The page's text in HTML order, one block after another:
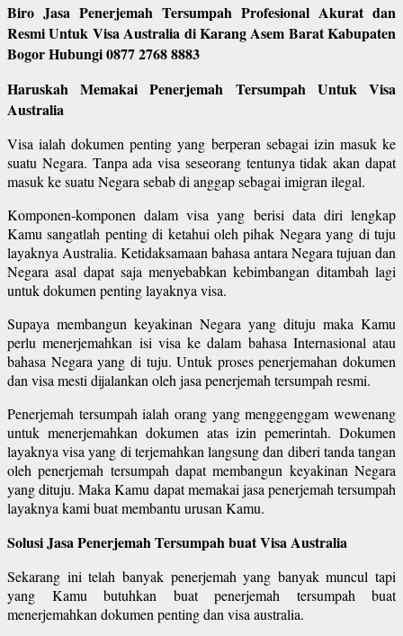
Biro Jasa Penerjemah Tersumpah Profesional Akurat dan
Resmi Untuk Visa Australia di Karang Asem Barat Kabupaten
Bogor Hubungi 0877 2768 8883
Haruskah Memakai Penerjemah Tersumpah Untuk Visa
Australia
Visa ialah dokumen penting yang berperan sebagai izin masuk ke
suatu Negara. Tanpa ada visa seseorang tentunya tidak akan dapat
masuk ke suatu Negara sebab di anggap sebagai imigran ilegal.
Komponen-komponen dalam visa yang berisi data diri lengkap
Kamu sangatlah penting di ketahui oleh pihak Negara yang di tuju
layaknya Australia. Ketidaksamaan bahasa antara Negara tujuan dan
Negara asal dapat saja menyebabkan kebimbangan ditambah lagi
untuk dokumen penting layaknya visa.
Supaya membangun keyakinan Negara yang dituju maka Kamu
perlu menerjemahkan isi visa ke dalam bahasa Internasional atau
bahasa Negara yang di tuju. Untuk proses penerjemahan dokumen
dan visa mesti dijalankan oleh jasa penerjemah tersumpah resmi.
Penerjemah tersumpah ialah orang yang menggenggam wewenang
untuk menerjemahkan dokumen atas izin pemerintah. Dokumen
layaknya visa yang di terjemahkan langsung dan diberi tanda tangan
oleh penerjemah tersumpah dapat membangun keyakinan Negara
yang dituju. Maka Kamu dapat memakai jasa penerjemah tersumpah
layaknya kami buat membantu urusan Kamu.
Solusi Jasa Penerjemah Tersumpah buat Visa Australia
Sekarang ini telah banyak penerjemah yang banyak muncul tapi
yang Kamu butuhkan buat penerjemah tersumpah buat
menerjemahkan dokumen penting dan visa australia.